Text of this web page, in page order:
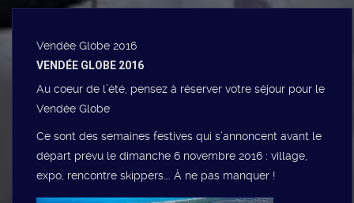
Vendée Globe 2016
VENDÉE GLOBE 2016
Au coeur de l’été, pensez à réserver votre séjour pour le
Vendée Globe
Ce sont des semaines festives qui s’annoncent avant le
départ prévu le dimanche 6 novembre 2016 : village,
expo, rencontre skippers…. À ne pas manquer !